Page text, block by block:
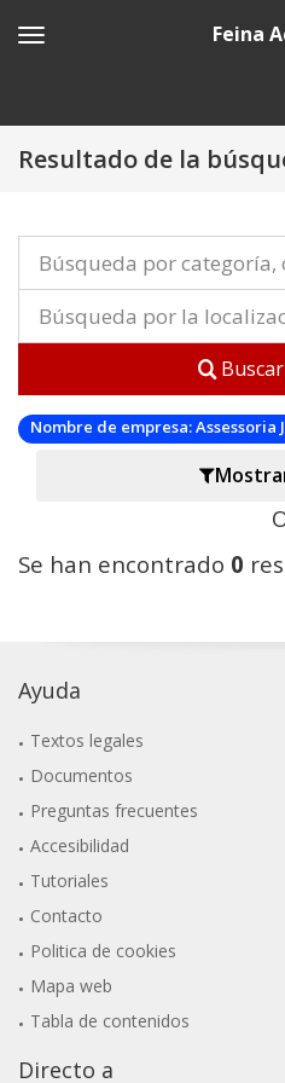
Feina
Resultado de la
Buscar
Nombre de empresa:Assessoria
Se han encontrado 0
Ayuda
Textos legales
Documentos
Preguntas frecuentes
Accesibilidad
Tutoriales
Contacto
Politica de cookies
Mapa web
Tabla de contenidos
Directo a